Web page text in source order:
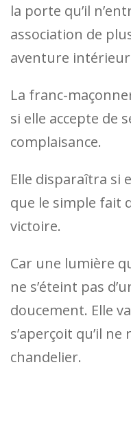
la porte qu’il
association de
aventure
La franc-
si elle accepte de
complaisance.
Elle disparaîtra si
que le simple fait
victoire.
Car une lumière
ne s’éteint pas
doucement. Elle
s’aperçoit qu’il ne
chandelier.